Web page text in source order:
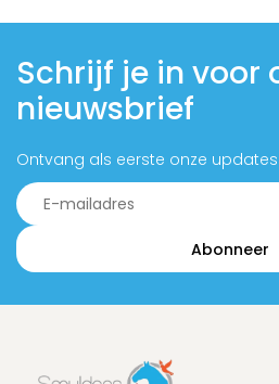
Schrijf je in voor
nieuwsbrief
Ontvang als eerste onze
Abonneer